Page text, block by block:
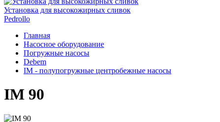
Установка для высокожирных сливок
Pedrollo
Главная
Насосное оборудование
Погружные насосы
Debem
IM - полупогружные центробежные насосы
IM 90